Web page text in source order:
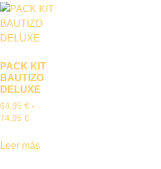
PACK KIT
BAUTIZO
DELUXE
64,95 € -
74,95 €
Leer más